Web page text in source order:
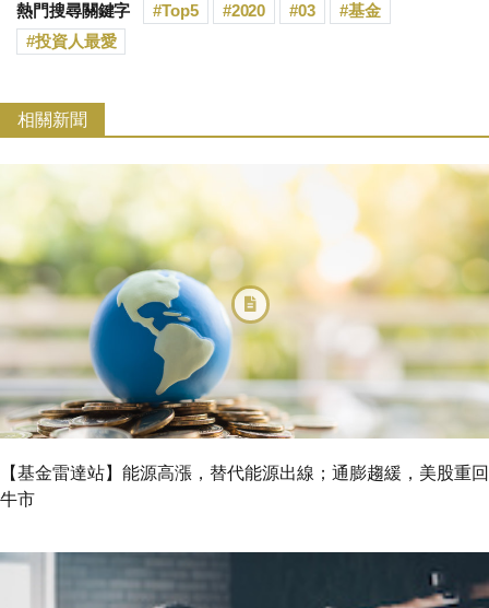
熱門搜尋關鍵字 Top5 2020 03
基金
投資人最愛
相關新聞
【基金雷達站】能源高漲，替代能源出線；通膨趨緩，美股重回
牛市